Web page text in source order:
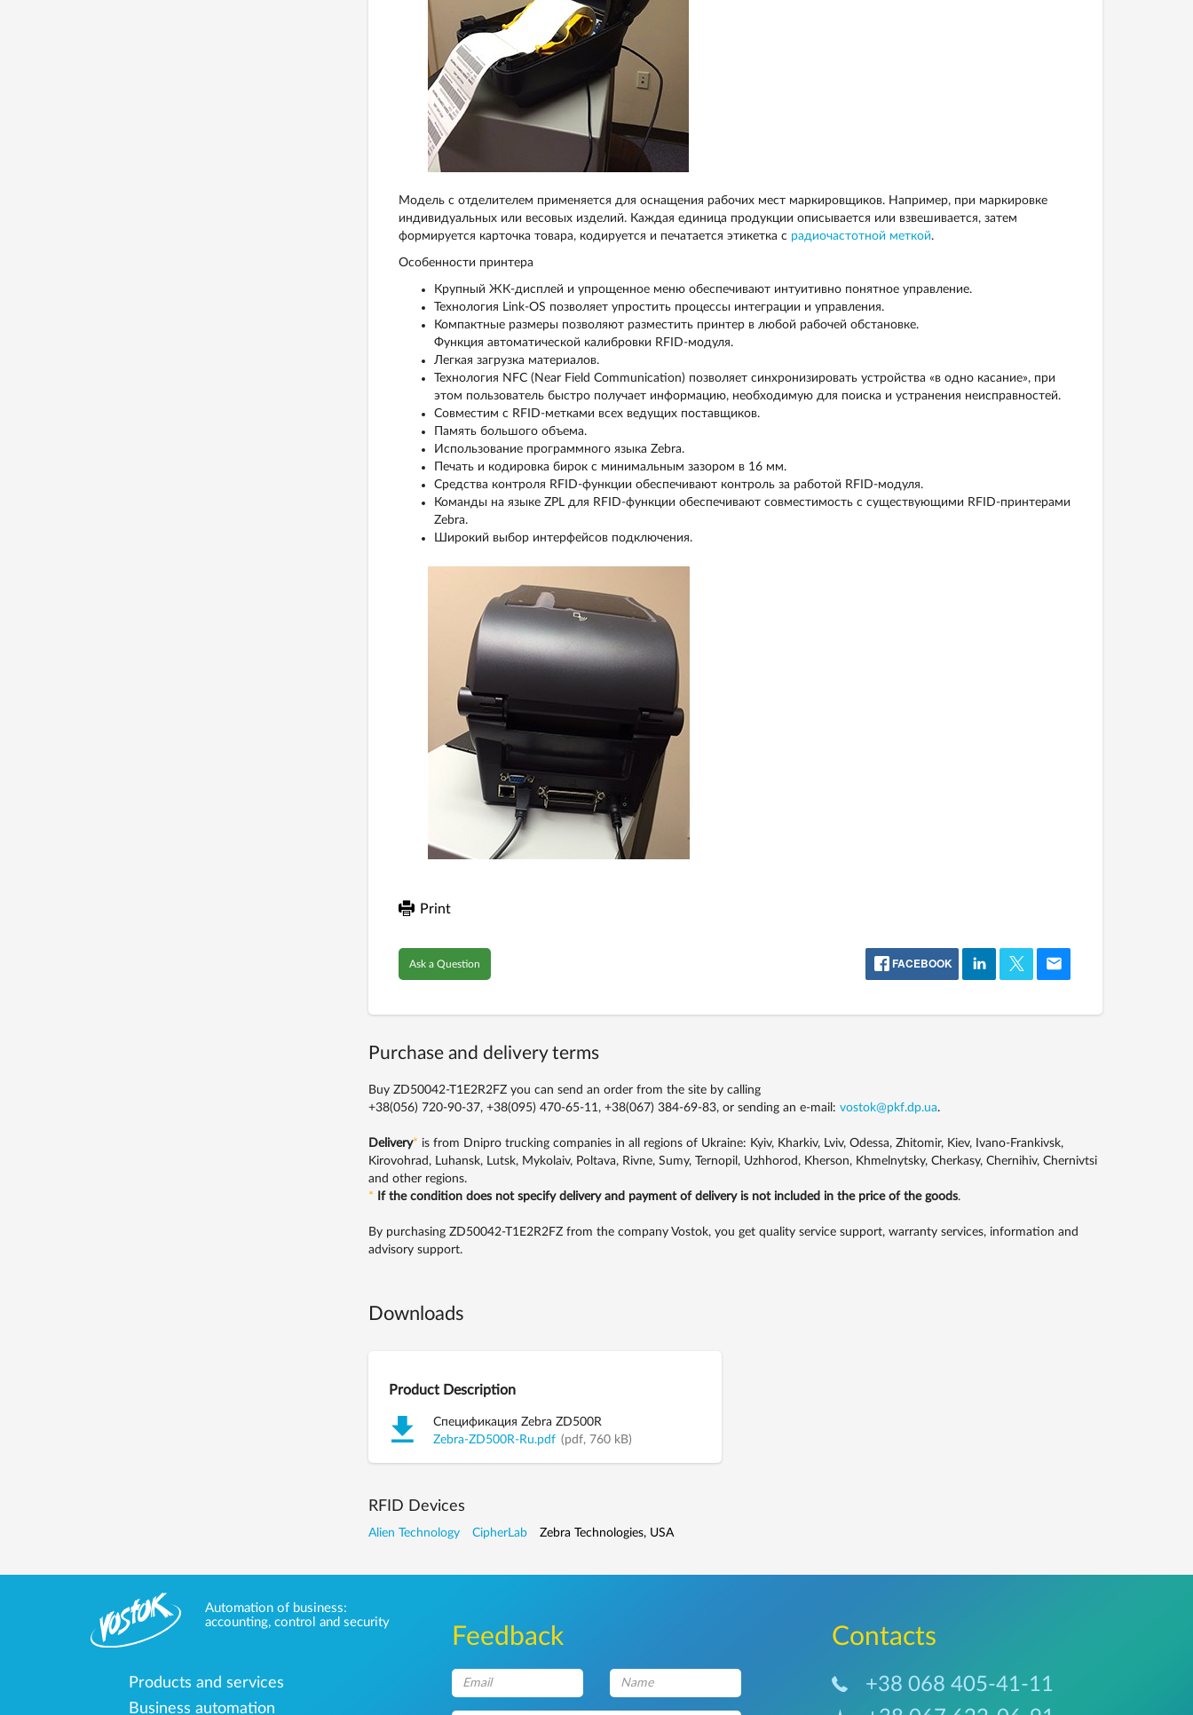
Модель с отделителем применяется для оснащения рабочих мест маркировщиков. Например, при маркировке
индивидуальных или весовых изделий. Каждая единица продукции описывается или взвешивается, затем
формируется карточка товара, кодируется и печатается этикетка с радиочастотной меткой.
Особенности принтера
Крупный ЖК-дисплей и упрощенное меню обеспечивают интуитивно понятное управление.
Технология Link-OS позволяет упростить процессы интеграции и управления.
Компактные размеры позволяют разместить принтер в любой рабочей обстановке.
Функция автоматической калибровки RFID-модуля.
Легкая загрузка материалов.
Технология NFC (Near Field Communication) позволяет синхронизировать устройства «в одно касание», при
этом пользователь быстро получает информацию, необходимую для поиска и устранения неисправностей.
Совместим с RFID-метками всех ведущих поставщиков.
Память большого объема.
Использование программного языка Zebra.
Печать и кодировка бирок с минимальным зазором в 16 мм.
Средства контроля RFID-функции обеспечивают контроль за работой RFID-модуля.
Команды на языке ZPL для RFID-функции обеспечивают совместимость с существующими RFID-принтерами
Zebra.
Широкий выбор интерфейсов подключения.
Print
Ask a Question FACEBOOK
Purchase and delivery terms
Buy ZD50042-T1E2R2FZ you can send an order from the site by calling
+38(056) 720-90-37, +38(095) 470-65-11, +38(067) 384-69-83,or sending an e-mail: vostok@pkf.dp.ua.
Delivery* is from Dnipro trucking companies in all regions of Ukraine: Kyiv, Kharkiv, Lviv, Odessa, Zhitomir, Kiev, Ivano-Frankivsk,
Kirovohrad, Luhansk, Lutsk, Mykolaiv, Poltava, Rivne, Sumy, Ternopil, Uzhhorod, Kherson, Khmelnytsky, Cherkasy, Chernihiv, Chernivtsi
and other regions.
*
If the condition does not specify delivery and payment of delivery is not included in the price of the goods.
By purchasing ZD50042-T1E2R2FZ from the company Vostok, you get quality service support, warranty services, information and
advisory support.
Downloads
Product Description
Спецификация Zebra ZD500R
Zebra-ZD500R-Ru.pdf (pdf, 760 kB)
RFID Devices
Alien Technology CipherLab Zebra Technologies, USA
Automation of business:
accounting, control and security
Products and services
Business automation
Feedback Сontacts
+38 068 405-41-11